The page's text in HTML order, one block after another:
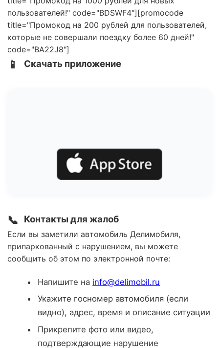
пользователей!" code="BDSWF4"][promocode
title="Промокод на 200 рублей для пользователей,
которые не совершали поездку более 60 дней!"
code="BA22J8"]
📱 Скачать приложение
📞 Контакты для жалоб
Если вы заметили автомобиль Делимобиля,
припаркованный с нарушением, вы можете
сообщить об этом по электронной почте:
Напишите на info@delimobil.ru
Укажите госномер автомобиля (если
видно), адрес, время и описание ситуации
Прикрепите фото или видео,
подтверждающие нарушение